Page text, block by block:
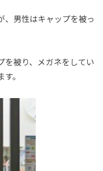
、男性はキャップを被っ
を被り、メガネをしてい
。